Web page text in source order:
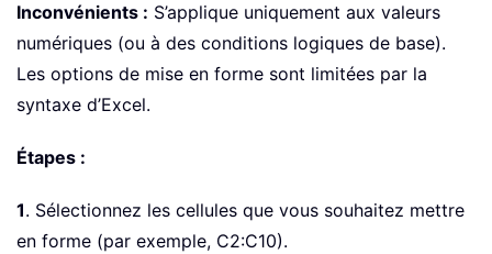
Inconvénients : S’applique uniquement aux valeurs
numériques (ou à des conditions logiques de base).
Les options de mise en forme sont limitées par la
syntaxe d’Excel.
Étapes :
1. Sélectionnez les cellules que vous souhaitez mettre
en forme (par exemple, C2:C10).